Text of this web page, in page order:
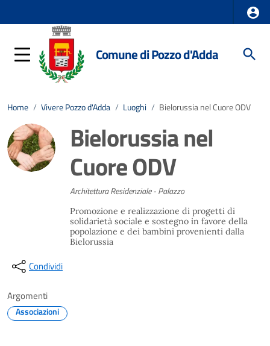
Comune di Pozzo d'Adda
Home / Vivere Pozzo d'Adda / Luoghi / Bielorussia nel Cuore ODV
Bielorussia nel
Cuore ODV
Architettura Residenziale - Palazzo
Promozione e realizzazione di progetti di
solidarietà sociale e sostegno in favore della
popolazione e dei bambini provenienti dalla
Bielorussia
Condividi
Argomenti
Associazioni